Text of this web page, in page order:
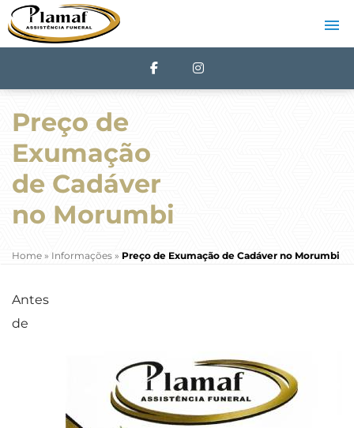
Preço de
Exumação
de Cadáver
no Morumbi
Home » Informações » Preço de Exumação de Cadáver no Morumbi
Antes
de